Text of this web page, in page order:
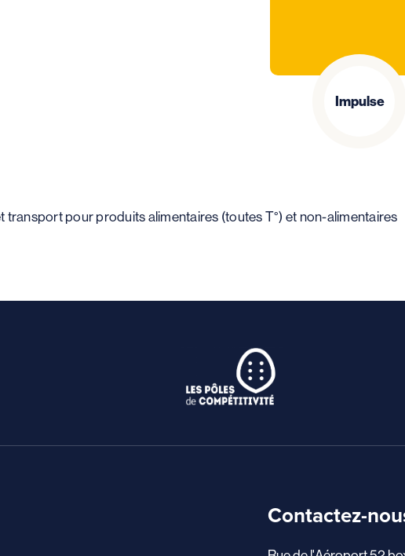
Impulse
transport pour produits alimentaires (toutes T°) et non-alimentaires
Contactez-